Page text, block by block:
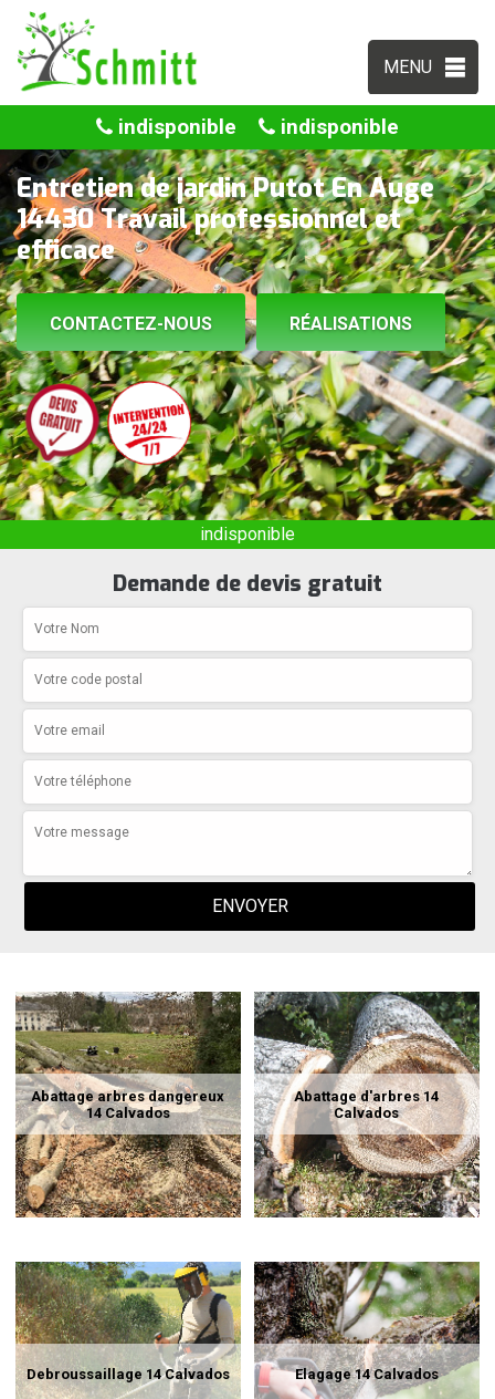
MENU
indisponible indisponible
Entretien de jardin Putot En Auge
14430 Travail professionnel et
efficace
CONTACTEZ-NOUS RÉALISATIONS
indisponible
Demande de devis gratuit
Abattage arbres dangereux
14 Calvados
Abattage d'arbres 14
Calvados
Debroussaillage 14 Calvados Elagage 14 Calvados